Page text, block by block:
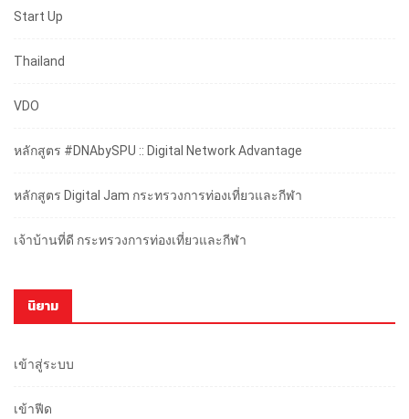
Start Up
Thailand
VDO
หลักสูตร #DNAbySPU :: Digital Network Advantage
หลักสูตร Digital Jam กระทรวงการท่องเที่ยวและกีฬา
เจ้าบ้านที่ดี กระทรวงการท่องเที่ยวและกีฬา
นิยาม
เข้าสู่ระบบ
เข้าฟีด